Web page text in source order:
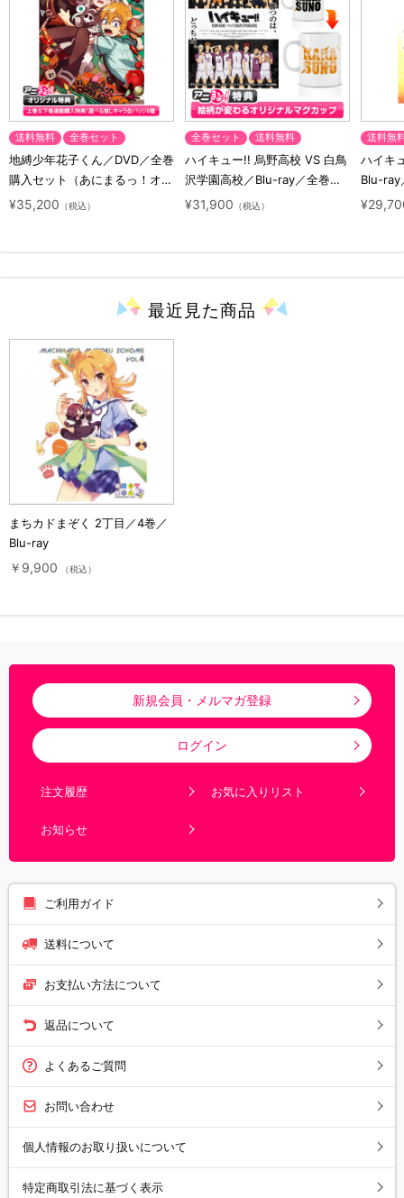
送料無料 全巻セット
地縛少年花子くん／DVD／全巻
購入セット（あにまるっ！オリ
ジナル特典付き・送料無料）
¥35,200 （税込）
全巻セット 送料無料
ハイキュー!! 烏野高校 VS 白鳥
沢学園高校／Blu-ray／全巻セ
ット（初回生産限定・アニまる
¥31,900 （税込）
送料無
ハイキ
Blu-ray
ト（初
最近見た商品
まちカドまぞく 2丁目／4巻／
Blu-ray
￥9,900 （税込）
新規会員・メルマガ登録
ログイン
注文履歴 お気に入りリスト
お知らせ
ご利用ガイド
送料について
お支払い方法について
返品について
よくあるご質問
お問い合わせ
個人情報のお取り扱いについて
特定商取引法に基づく表示